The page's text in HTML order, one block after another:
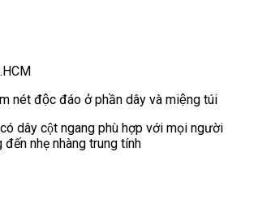
nét độc đáo ở phần dây và miệng túi
dây cột ngang phù hợp với mọi người
nhẹ nhàng trung tính